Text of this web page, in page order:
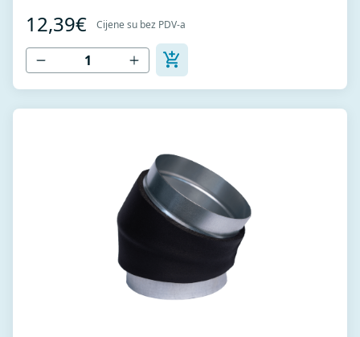
hladno oblikovanje. U skladu sa standardima MEST EN
1506 I MEST EN 12237.
12,39€ Cijene su bez PDV-a